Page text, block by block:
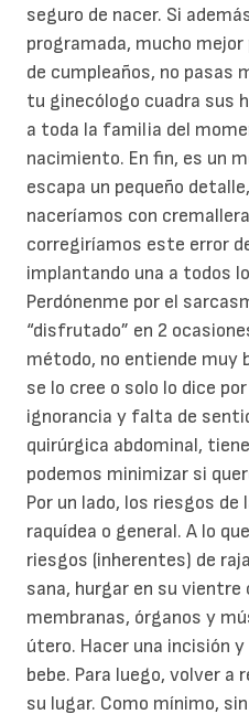
seguro de nacer. Si
programada, mucho
de cumpleaños, no pasas
tu ginecólogo cuadra sus
a toda la familia del
nacimiento. En fin, es un
escapa un pequeño
naceríamos con
corregiríamos este error
implantando una a todos
Perdónenme por el
“disfrutado” en 2
método, no entiende muy
se lo cree o solo lo dice
ignorancia y falta de
quirúrgica abdominal,
podemos minimizar si
Por un lado, los riesgos
raquídea o general. A lo
riesgos (inherentes) de
sana, hurgar en su
membranas, órganos y
útero. Hacer una incisión
bebe. Para luego, volver a
su lugar. Como mínimo,